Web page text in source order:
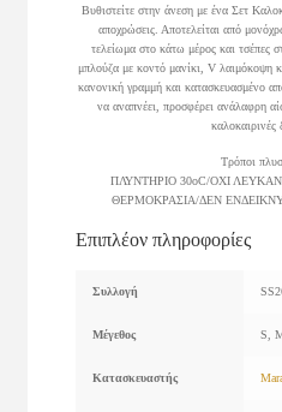
Βυθιστείτε στην άνεση με ένα Σετ
αποχρώσεις. Αποτελείται από
τελείωμα στο κάτω μέρος και τσέπες
μπλούζα με κοντό μανίκι, V λαιμόκοψη
κανονική γραμμή και κατασκευασμένο
να αναπνέει, προσφέρει ανάλαφρη
καλοκαιρινές
Τρόποι
ΠΛΥΝΤΗΡΙΟ 30οC/ΟΧΙ
ΘΕΡΜΟΚΡΑΣΙΑ/ΔΕΝ
Επιπλέον πληροφορίες
Συλλογή
Μέγεθος S,
Κατασκευαστής